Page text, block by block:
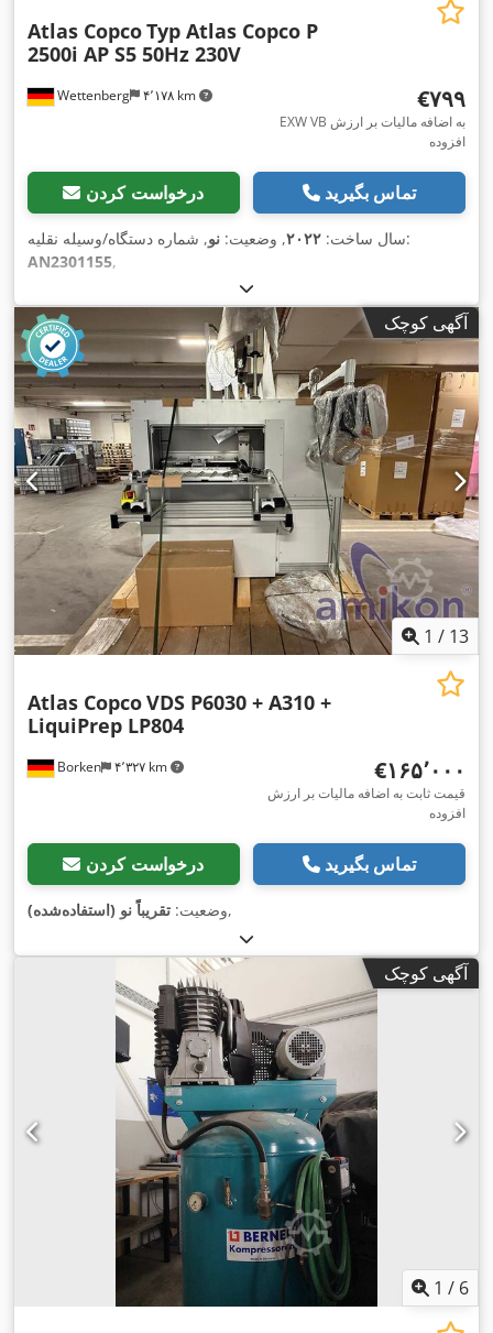
Wettenberg ۴٬۱۷۸ km
Atlas CopcoTyp Atlas Copco P
2500i AP S5 50Hz 230V
‎€۷۹۹
EXW VB به اضافه مالیات بر ارزش
افزوده
درخواست کردن تماس بگیرید
سال ساخت: ۲۰۲۲, وضعیت: نو
, شماره دستگاه/وسیله نقلیه:
AN2301155,
آگهی کوچک
1 / 13
Borken ۴٬۳۲۷ km
Atlas CopcoVDS P6030 + A310 +
LiquiPrep LP804
‎€۱۶۵٬۰۰۰
قیمت ثابت به اضافه مالیات بر ارزش
افزوده
درخواست کردن تماس بگیرید
وضعیت: تقریباً نو (استفاده‌شده) ,
آگهی کوچک
1 / 6